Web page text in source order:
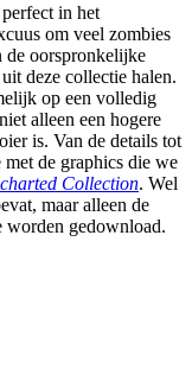
in het
om veel zombies
de oorspronkelijke
deze collectie halen.
op een volledig
alleen een hogere
is. Van de details tot
de graphics die we
Collection. Wel
maar alleen de
worden gedownload.